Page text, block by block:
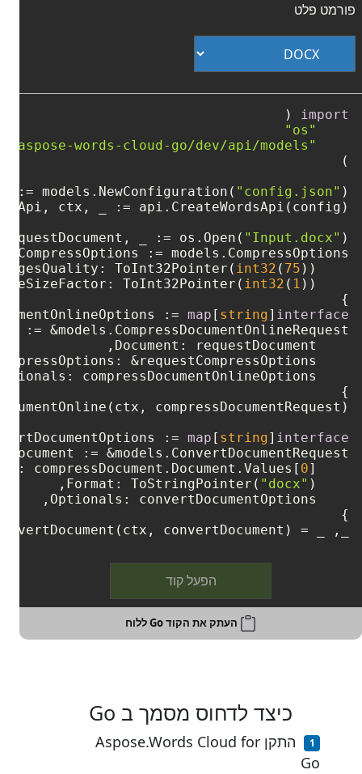
פורמט פלט
import
"os"
"github.com/aspose-words-cloud/aspose-words-cloud-go/dev/api/models"
:= models.NewConfiguration( "config.json"
requestDocument, _ := os.Open( "Input.docx"
int32 ( 75
int32 ( 1
:= map [ string] interface
:= map [ string] interface
0
"docx"
_, _ = wordsApi.ConvertDocument(ctx, convertDocument)
הפעל קוד
העתק את הקוד Go ללוח
כיצד לדחוס מסמך ב Go
התקן Aspose.Words Cloud for
Go